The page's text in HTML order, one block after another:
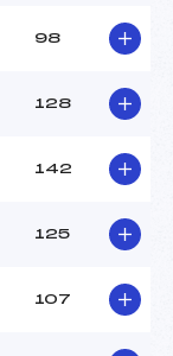
98
128
142
125
107